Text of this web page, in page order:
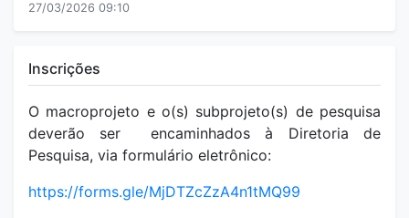
27/03/2026 09:10
Inscrições
O macroprojeto e o(s) subprojeto(s) de pesquisa
deverão ser encaminhados à Diretoria de
Pesquisa, via formulário eletrônico:
https://forms.gle/MjDTZcZzA4n1tMQ99